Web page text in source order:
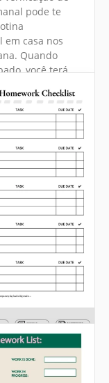
pode te
em casa nos
Quando
você terá
soa incrível?